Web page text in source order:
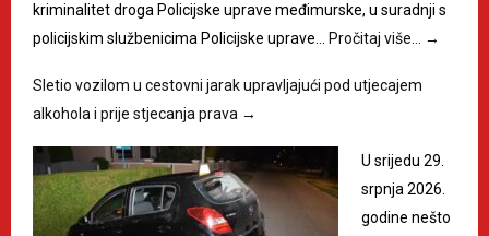
kriminalitet droga Policijske uprave međimurske, u suradnji s
policijskim službenicima Policijske uprave… Pročitaj više… →
Sletio vozilom u cestovni jarak upravljajući pod utjecajem
alkohola i prije stjecanja prava →
U srijedu 29.
srpnja 2026.
godine nešto